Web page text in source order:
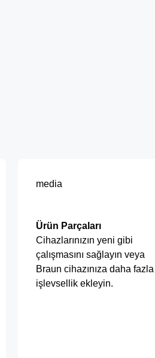
media
Ürün Parçaları
Cihazlarınızın yeni gibi
çalışmasını sağlayın veya
Braun cihazınıza daha fazla
işlevsellik ekleyin.